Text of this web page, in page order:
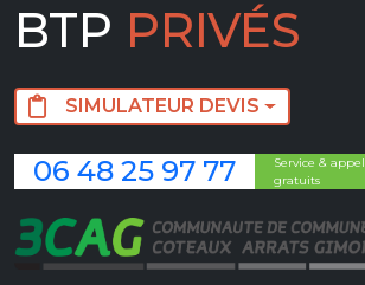
BTP PRIVÉS
SIMULATEUR DEVIS
06 48 25 97 77
Service & appel
gratuits
Image